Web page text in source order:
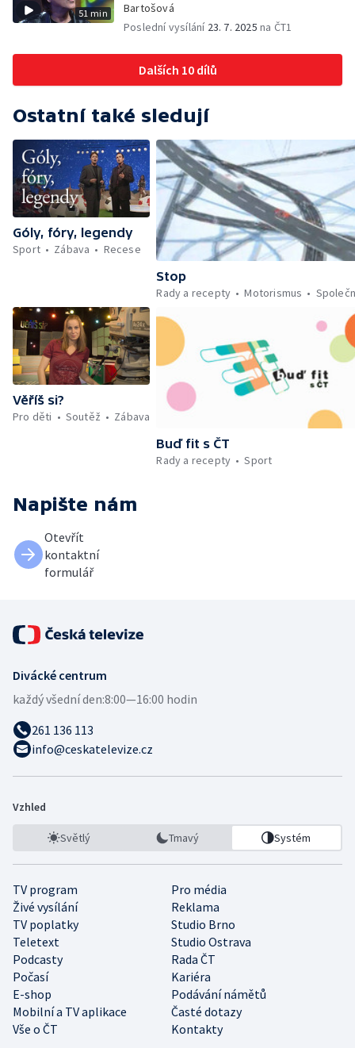
51 min
Bartošová
Poslední vysílání 23. 7. 2025 na ČT1
Dalších 10 dílů
Ostatní také sledují
Góly, fóry, legendy
Sport
Zábava
Recese
Stop
Rady a recepty
Motorismus
Věříš si?
Pro děti
Soutěž
Zábava
Buď fit s ČT
Rady a recepty
Sport
Napište nám
Otevřít
kontaktní
formulář
Divácké centrum
každý všední den:8:00—16:00 hodin
261 136 113
info@ceskatelevize.cz
Vzhled
Světlý Tmavý Systém
TV program
Pro média
Živé vysílání
Reklama
TV poplatky
Studio Brno
Teletext
Studio Ostrava
Podcasty
Rada ČT
Počasí
Kariéra
E-shop
Podávání námětů
Mobilní a TV aplikace
Časté dotazy
Vše o ČT
Kontakty